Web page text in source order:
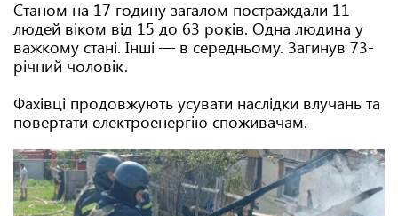
Станом на 17 годину загалом постраждали 11
людей віком від 15 до 63 років. Одна людина у
важкому стані. Інші — в середньому. Загинув 73-
річний чоловік.
Фахівці продовжують усувати наслідки влучань та
повертати електроенергію споживачам.